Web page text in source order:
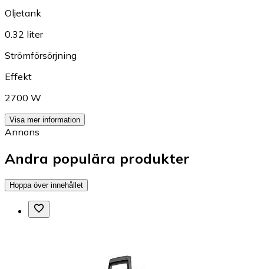
Oljetank
0.32 liter
Strömförsörjning
Effekt
2700 W
Visa mer information
Annons
Andra populära produkter
Hoppa över innehållet